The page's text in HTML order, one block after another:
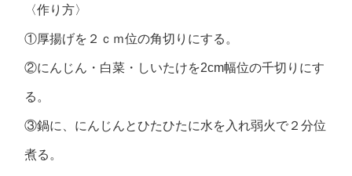
〈作り方〉
①厚揚げを２ｃｍ位の角切りにする。
②にんじん・白菜・しいたけを2cm幅位の千切りにす
る。
③鍋に、にんじんとひたひたに水を入れ弱火で２分位
煮る。